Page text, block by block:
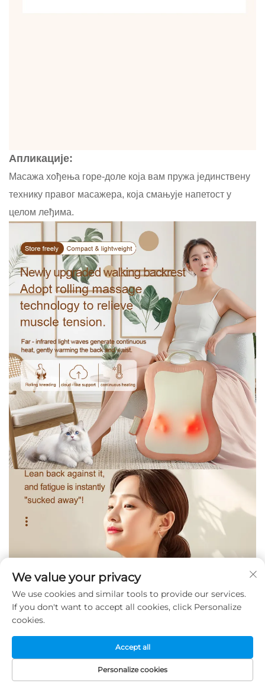
Апликације:
Масажа хођења горе-доле која вам пружа јединствену
технику правог масажера, која смањује напетост у
целом леђима.
We value your privacy
We use cookies and similar tools to provide our services.
If you don't want to accept all cookies, click Personalize
cookies.
Personalize cookies
Accept all